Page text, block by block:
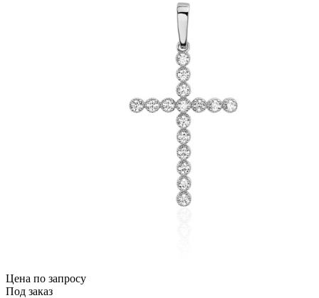
Цена по запросу
Под заказ